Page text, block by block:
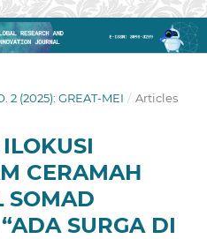
2 (2025): GREAT-MEI / Articles
CERAMAH
SOMAD
SURGA DI